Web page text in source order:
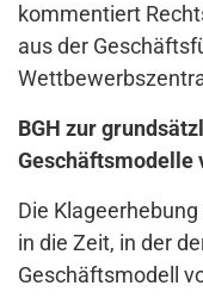
kommentiert
aus der
BGH zur
Geschäftsmodelle
Die
in die Zeit, in der
Geschäftsmodell